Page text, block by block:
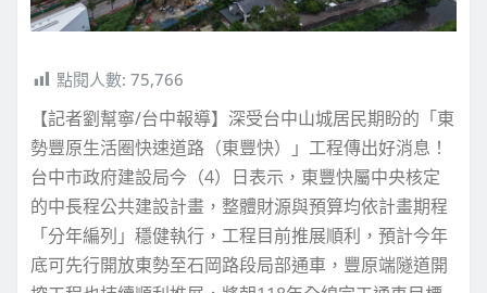
點閱人數: 75,766
【記者劉幫寧/台中報導】深受台中山城居民期盼的「東
勢豐原生活圈快速道路（東豐快）」工程傳出好消息！
台中市政府建設局今（4）日表示，東豐快屬中央核定
的中長程公共建設計畫，整體財源與預算均依計畫期程
「分年編列」穩健執行，工程目前推展順利，預計今年
底可先行開放東勢至石岡路段局部通車，豐原端隧道開